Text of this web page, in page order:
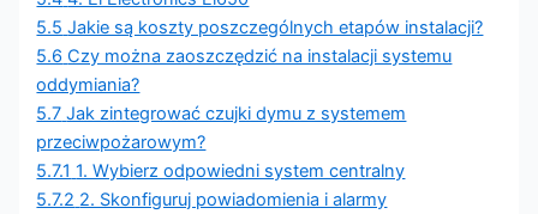
5.5 Jakie są koszty poszczególnych etapów instalacji?
5.6 Czy można zaoszczędzić na instalacji systemu
oddymiania?
5.7 Jak zintegrować czujki dymu z systemem
przeciwpożarowym?
5.7.1 1. Wybierz odpowiedni system centralny
5.7.2 2. Skonfiguruj powiadomienia i alarmy